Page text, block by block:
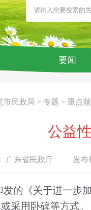
要闻
市民政局 > 专题 > 重点
公益
广东省民政厅 发布
《关于进一步加
采用卧碑等方式。